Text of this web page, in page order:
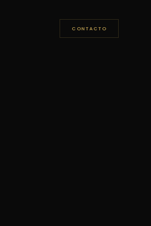
CONTACTO